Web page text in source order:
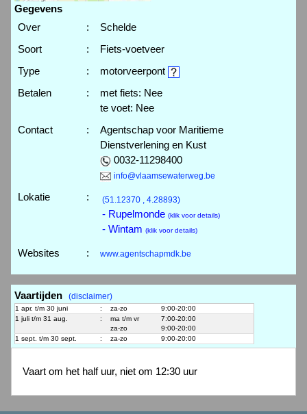
Gegevens
Over
:
Schelde
Soort
:
Fiets-voetveer
Type
:
motorveerpont
Betalen
:
met fiets: Nee
te voet: Nee
Contact
:
Agentschap voor Maritieme
Dienstverlening en Kust
0032-11298400
info@vlaamsewaterweg.be
Lokatie : (51.12370 , 4.28893)
- Rupelmonde (klik voor details)
- Wintam (klik voor details)
Websites : www.agentschapmdk.be
Vaartijden (disclaimer)
1 apr. t/m 30 juni : za-zo
9:00-20:00
1 juli t/m 31 aug.
:
ma t/m vr
za-zo
7:00-20:00
9:00-20:00
1 sept. t/m 30 sept.
: za-zo 9:00-20:00
Vaart om het half uur, niet om 12:30 uur